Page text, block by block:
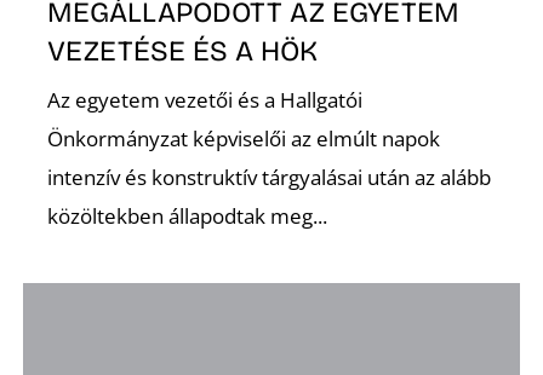
MEGÁLLAPODOTT AZ EGYETEM
VEZETÉSE ÉS A HÖK
Az egyetem vezetői és a Hallgatói
Önkormányzat képviselői az elmúlt napok
intenzív és konstruktív tárgyalásai után az alább
közöltekben állapodtak meg...